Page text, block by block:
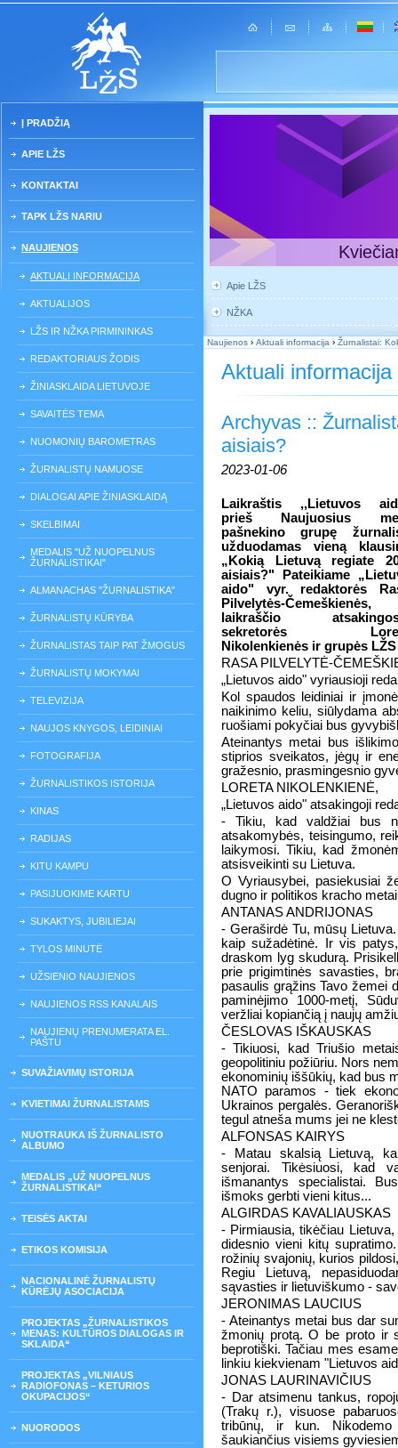
Į PRADŽIĄ
APIE LŽS
KONTAKTAI
TAPK LŽS NARIU
NAUJIENOS
AKTUALI INFORMACIJA
AKTUALIJOS
LŽS IR NŽKA PIRMININKAS
REDAKTORIAUS ŽODIS
ŽINIASKLAIDA LIETUVOJE
SAVAITĖS TEMA
NUOMONIŲ BAROMETRAS
ŽURNALISTŲ NAMUOSE
DIALOGAI APIE ŽINIASKLAIDĄ
SKELBIMAI
MEDALIS "UŽ NUOPELNUS
ŽURNALISTIKAI"
ALMANACHAS "ŽURNALISTIKA"
ŽURNALISTŲ KŪRYBA
ŽURNALISTAS TAIP PAT ŽMOGUS
ŽURNALISTŲ MOKYMAI
TELEVIZIJA
NAUJOS KNYGOS, LEIDINIAI
FOTOGRAFIJA
ŽURNALISTIKOS ISTORIJA
KINAS
RADIJAS
KITU KAMPU
PASIJUOKIME KARTU
SUKAKTYS, JUBILIEJAI
TYLOS MINUTĖ
UŽSIENIO NAUJIENOS
NAUJIENOS RSS KANALAIS
NAUJIENŲ PRENUMERATA EL.
PAŠTU
SUVAŽIAVIMŲ ISTORIJA
KVIETIMAI ŽURNALISTAMS
NUOTRAUKA IŠ ŽURNALISTO
ALBUMO
MEDALIS „UŽ NUOPELNUS
ŽURNALISTIKAI“
TEISĖS AKTAI
ETIKOS KOMISIJA
NACIONALINĖ ŽURNALISTŲ
KŪRĖJŲ ASOCIACIJA
PROJEKTAS „ŽURNALISTIKOS
MENAS: KULTŪROS DIALOGAS IR
SKLAIDA“
PROJEKTAS „VILNIAUS
RADIOFONAS – KETURIOS
OKUPACIJOS“
NUORODOS
Apie LŽS
NŽKA
Naujienos › Aktuali informacija › Žurnalistai:
Aktuali informacija
Archyvas ::
aisiais?
2023-01-06
Laikraštis ,,Lietuvos
prieš Naujuosius
pašnekino grupę
užduodamas vieną
„Kokią Lietuvą regiate
aisiais?" Pateikiame
aido" vyr. redaktorės
Pilvelytės-Čemeškienės,
laikraščio
sekretorės
Nikolenkienės ir grupės
RASA PILVELYTĖ-
„Lietuvos aido" vyriausioji
Kol spaudos leidiniai ir
naikinimo keliu, siūlydama
ruošiami pokyčiai bus
Ateinantys metai bus
stiprios sveikatos, jėgų ir
gražesnio, prasmingesnio
LORETA NIKOLENKIENĖ,
„Lietuvos aido" atsakingoji
- Tikiu, kad valdžiai bus
atsakomybės, teisingumo,
laikymosi. Tikiu, kad
atsisveikinti su Lietuva.
O Vyriausybei, pasiekusiai
dugno ir politikos kracho
ANTANAS ANDRIJONAS
- Geraširdė Tu, mūsų
kaip sužadėtinė. Ir vis
draskom lyg skudurą.
prie prigimtinės savasties,
pasaulis grąžins Tavo žemei
paminėjimo 1000-metį,
veržliai kopiančią į naujų
ČESLOVAS IŠKAUSKAS
- Tikiuosi, kad Triušio
geopolitiniu požiūriu. Nors
ekonominių iššūkių, kad bus
NATO paramos - tiek
Ukrainos pergalės.
tegul atneša mums jei ne
ALFONSAS KAIRYS
- Matau skalsią Lietuvą,
senjorai. Tikėsiuosi, kad
išmanantys specialistai.
išmoks gerbti vieni kitus...
ALGIRDAS KAVALIAUSKAS
- Pirmiausia, tikėčiau
didesnio vieni kitų
rožinių svajonių, kurios
Regiu Lietuvą,
sąvasties ir lietuviškumo -
JERONIMAS LAUCIUS
- Ateinantys metai bus dar
žmonių protą. O be proto ir
beprotiški. Tačiau mes
linkiu kiekvienam "Lietuvos
JONAS LAURINAVIČIUS
- Dar atsimenu tankus,
(Trakų r.), visuose
tribūnų, ir kun.
šaukiančius visiems